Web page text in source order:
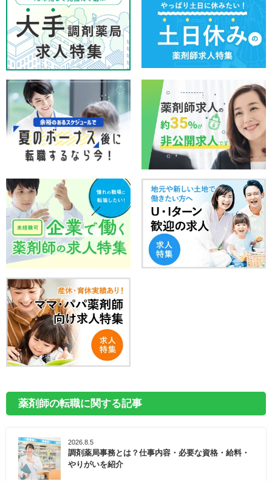
薬剤師の転職に関する記事
2026.8.5
調剤薬局事務とは？仕事内容・必要な資格・給料・
やりがいを紹介